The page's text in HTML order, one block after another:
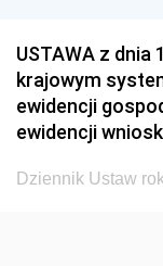
1926
1923
1920
USTAWA z dnia
krajowym
ewidencji
ewidencji
Dziennik Ustaw